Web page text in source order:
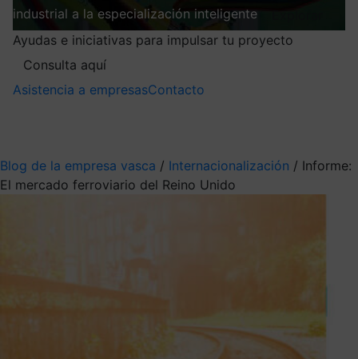
industrial a la especialización inteligente
Ayudas e iniciativas para impulsar tu proyecto
Consulta aquí
Asistencia a empresasContacto
Blog de la empresa vasca / Internacionalización / Informe:
El mercado ferroviario del Reino Unido